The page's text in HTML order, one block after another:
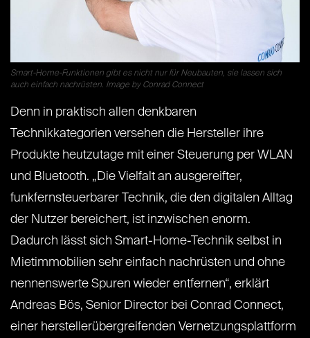
Smart-Home-Funktionen gibt es nicht nur für Neubauten, sie lassen sich
auch einfach nachrüsten. Image by Conrad Connect
Denn in praktisch allen denkbaren
Technikkategorien versehen die Hersteller ihre
Produkte heutzutage mit einer Steuerung per WLAN
und Bluetooth. „Die Vielfalt an ausgereifter,
funkfernsteuerbarer Technik, die den digitalen Alltag
der Nutzer bereichert, ist inzwischen enorm.
Dadurch lässt sich Smart-Home-Technik selbst in
Mietimmobilien sehr einfach nachrüsten und ohne
nennenswerte Spuren wieder entfernen“, erklärt
Andreas Bös, Senior Director bei Conrad Connect,
einer herstellerübergreifenden Vernetzungsplattform